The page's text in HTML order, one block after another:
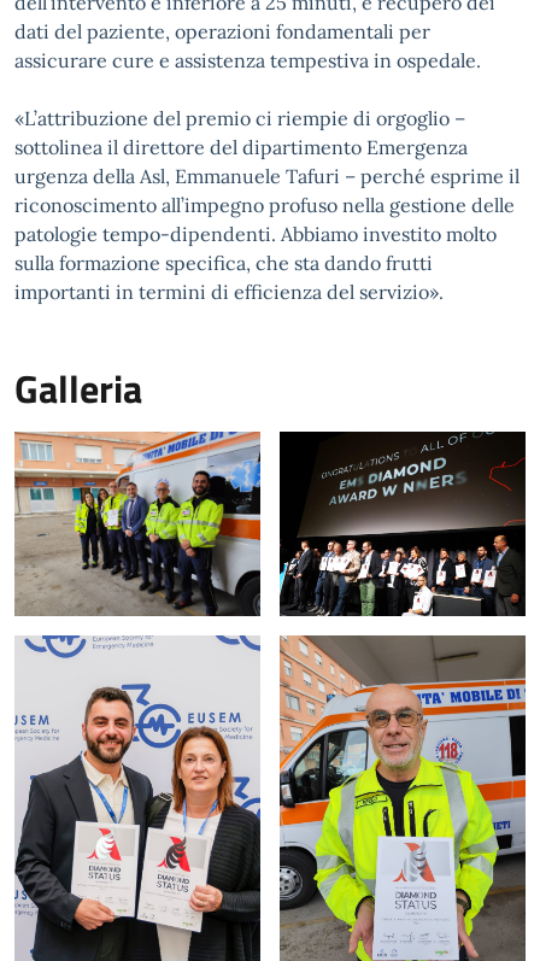
dati del paziente, operazioni fondamentali per
assicurare cure e assistenza tempestiva in ospedale.
«L’attribuzione del premio ci riempie di orgoglio –
sottolinea il direttore del dipartimento Emergenza
urgenza della Asl, Emmanuele Tafuri – perché esprime il
riconoscimento all’impegno profuso nella gestione delle
patologie tempo-dipendenti. Abbiamo investito molto
sulla formazione specifica, che sta dando frutti
importanti in termini di efficienza del servizio».
Galleria